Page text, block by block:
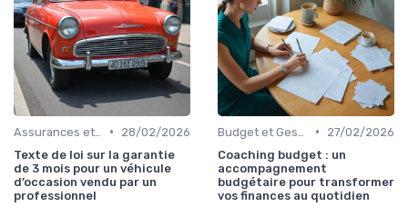
•
28/02/2026
Texte de loi sur la garantie
de 3 mois pour un véhicule
d’occasion vendu par un
professionnel
•
27/02/2026
Coaching budget : un
accompagnement
budgétaire pour transformer
vos finances au quotidien